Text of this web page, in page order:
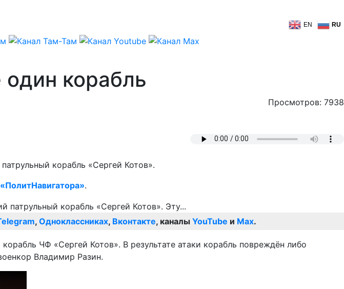
EN RU
корабль
Просмотров: 7938
корабль «Сергей Котов».
«ПолитНавигатора».
, Одноклассниках, Вконтакте, каналы YouTube и Max.
ЧФ «Сергей Котов». В результате атаки корабль повреждён либо
Владимир Разин.